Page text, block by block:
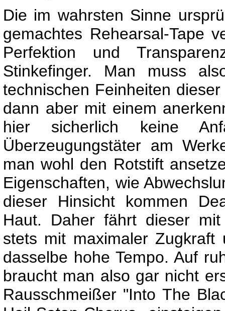
Die im wahrsten Sinne
gemachtes Rehearsal-Tape
Perfektion und
Stinkefinger. Man muss
technischen Feinheiten
dann aber mit einem
hier sicherlich keine
Überzeugungstäter am
man wohl den Rotstift
Eigenschaften, wie
dieser Hinsicht kommen
Haut. Daher fährt dieser
stets mit maximaler
dasselbe hohe Tempo. Auf
braucht man also gar nicht
Rausschmeißer "Into The